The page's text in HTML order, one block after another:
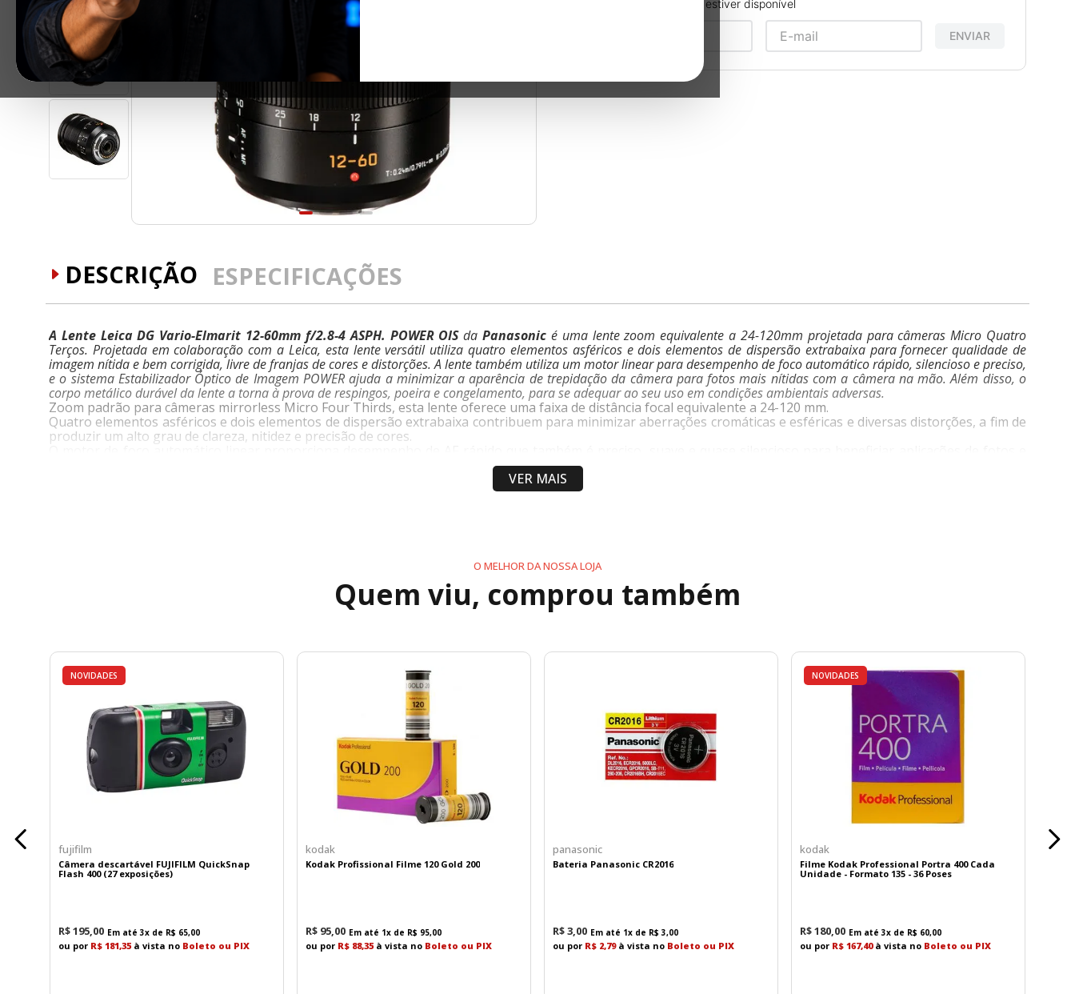
Quero saber quando estiver disponível
ENVIAR
DESCRIÇÃO ESPECIFICAÇÕES
A Lente Leica DG Vario-Elmarit 12-60mm f/2.8-4 ASPH. POWER OISdaPanasonic é uma lente zoom equivalente a 24-120mm projetada para câmeras Micro Quatro
Terços. Projetada em colaboração com a Leica, esta lente versátil utiliza quatro elementos asféricos e dois elementos de dispersão extrabaixa para fornecer qualidade de
imagem nítida e bem corrigida, livre de franjas de cores e distorções. A lente também utiliza um motor linear para desempenho de foco automático rápido, silencioso e preciso,
e o sistema Estabilizador Óptico de Imagem POWER ajuda a minimizar a aparência de trepidação da câmera para fotos mais nítidas com a câmera na mão. Além disso, o
corpo metálico durável da lente a torna à prova de respingos, poeira e congelamento, para se adequar ao seu uso em condições ambientais adversas.
Zoom padrão para câmeras mirrorless Micro Four Thirds, esta lente oferece uma faixa de distância focal equivalente a 24-120 mm.
Quatro elementos asféricos e dois elementos de dispersão extrabaixa contribuem para minimizar aberrações cromáticas e esféricas e diversas distorções, a fim de
produzir um alto grau de clareza, nitidez e precisão de cores.
O estabilizador óptico de imagem POWER minimiza a aparência de trepidação da câmera para fotos mais nítidas com a câmera na mão e também oferece suporte à
VER MAIS
O MELHOR DA NOSSA LOJA
Quem viu, comprou também
NOVIDADES
fujifilm
Câmera descartável FUJIFILM QuickSnap
Flash 400 (27 exposições)
R$195 00 Em até3x de R$ 65,00
ou por R$ 181,35 à vista no Boleto ou PIX
kodak
Kodak Profissional Filme 120 Gold 200
R$ 95 00 Em até 1x de R$ 95,00
ou por R$ 88,35 à vista no Boleto ou PIX
panasonic
Bateria Panasonic CR2016
R$3 00 Em até 1x de R$ 3,00
ou por R$ 2,79à vista no Boleto ou PIX
NOVIDADES
kodak
Filme Kodak Professional Portra 400 Cada
Unidade - Formato 135 - 36 Poses
R$180 00 Em até3x de R$ 60,00
ou por R$ 167,40à vista no Boleto ou PIX